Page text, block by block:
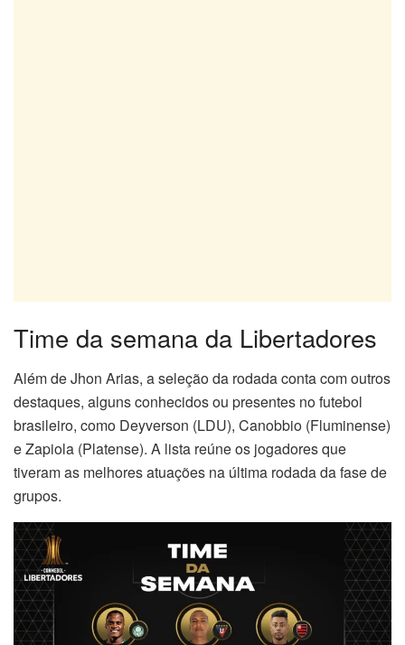
Time da semana da Libertadores
Além de Jhon Arias, a seleção da rodada conta com outros
destaques, alguns conhecidos ou presentes no futebol
brasileiro, como Deyverson (LDU), Canobbio (Fluminense)
e Zapiola (Platense). A lista reúne os jogadores que
tiveram as melhores atuações na última rodada da fase de
grupos.